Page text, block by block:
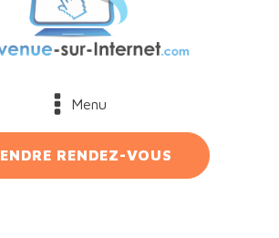
Menu
RENDEZ-VOUS